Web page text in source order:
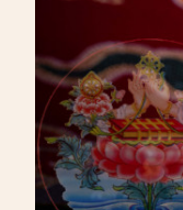
佛龕
經轉輪
供佛法器